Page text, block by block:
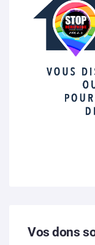
Vos dons